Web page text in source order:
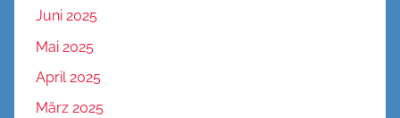
Juni 2025
Mai 2025
April 2025
März 2025